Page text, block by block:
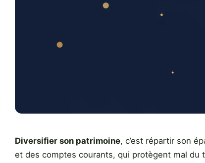
Diversifier son patrimoine, c’est répartir son
et des comptes courants, qui protègent mal du